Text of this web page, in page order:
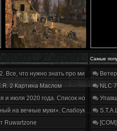
Самые
Все, что нужно знать про мир,
2 Картина Маслом
и июля 2020 года. Список нововведений
на вечные муки». Слабоумие и
Ruwartzone
NLC